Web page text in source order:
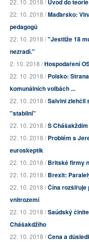
22. 10. 2018 /Úvod do
22. 10. 2018 /Maďarsko:
pedagogů
22. 10. 2018 /"Jestliže 18
nezradí."
2. 10. 2018 /Hospodaření
22. 10. 2018 /Polsko:
komunálních volbách ...
22. 10. 2018 /Salvini zlehčil
"stabilní"
22. 10. 2018 /S
22. 10. 2018 /Problém s
euroskeptik
22. 10. 2018 /Britské firmy
22. 10. 2018 /Brexit:
22. 10. 2018 /Čína rozšiřuje
vnitrozemí
22. 10. 2018 /Saúdský
Chášakdžího
22. 10. 2018 /Cena a